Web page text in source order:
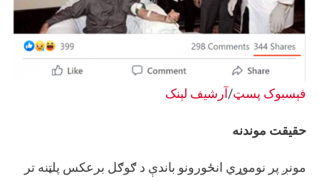
فېسبوک پسټ/آرشیف لېنک
حقیقت موندنه
مونږ پر نوموړي انځورونو باندې د ګوګل برعکس پلټنه تر